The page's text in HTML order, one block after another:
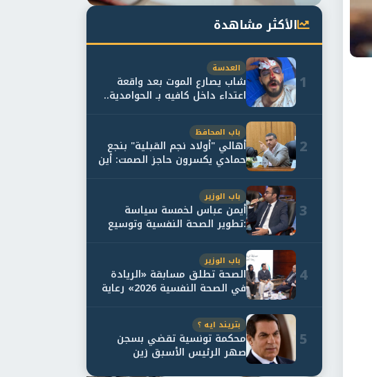
الأكثر مشاهدة
1
العدسة
شاب يصارع الموت بعد واقعة
اعتداء داخل كافيه بـ الحوامدية..
وأسرته...
2
باب المحافظ
أهالي "أولاد نجم القبلية" بنجع
حمادي يكسرون حاجز الصمت: أين
حقيقة...
3
باب الوزير
أيمن عباس لخمسة سياسة
:تطوير الصحة النفسية وتوسيع
خدمات العلاج و...
4
باب الوزير
الصحة تطلق مسابقة «الريادة
في الصحة النفسية 2026» رعاية
نفسية اف...
5
بتريند ايه ؟
محكمة تونسية تقضي بسجن
صهر الرئيس الأسبق زين
العابدين بن علي لمدة...